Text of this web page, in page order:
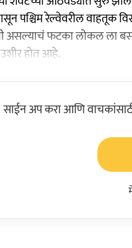
पश्चिम रेल्वेवरील वाहतूक
असल्याचं फटका लोकल ला
होत आहे.
साईन अप करा आणि